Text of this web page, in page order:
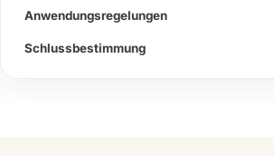
Anwendungsregelungen
Schlussbestimmung